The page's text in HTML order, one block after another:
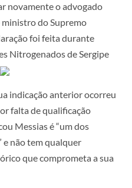
novamente o advogado
ministro do Supremo
foi feita durante
Nitrogenados de Sergipe
indicação anterior ocorreu
falta de qualificação
Messias é “um dos
e não tem qualquer
que comprometa a sua